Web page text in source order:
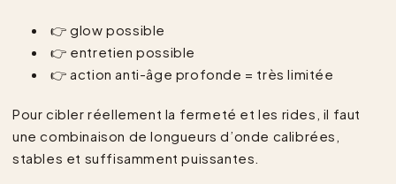
👉 glow possible
👉 entretien possible
👉 action anti-âge profonde = très limitée
Pour cibler réellement la fermeté et les rides, il faut
une combinaison de longueurs d’onde calibrées,
stables et suffisamment puissantes.